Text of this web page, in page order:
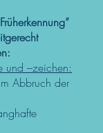
und –zeichen:
Abbruch der